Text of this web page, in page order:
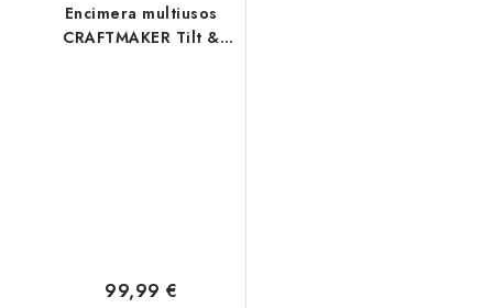
Encimera multiusos
CRAFTMAKER Tilt &
99,99 €